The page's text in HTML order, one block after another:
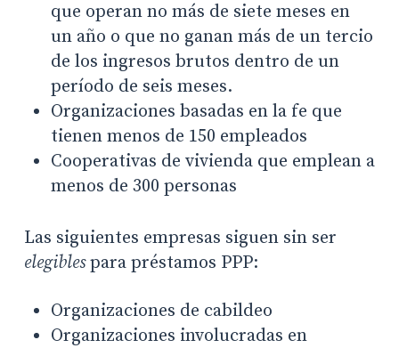
que operan no más de siete meses en
un año o que no ganan más de un tercio
de los ingresos brutos dentro de un
período de seis meses.
Organizaciones basadas en la fe que
tienen menos de 150 empleados
Cooperativas de vivienda que emplean a
menos de 300 personas
Las siguientes empresas siguen sin ser
elegiblespara préstamos PPP:
Organizaciones de cabildeo
Organizaciones involucradas en